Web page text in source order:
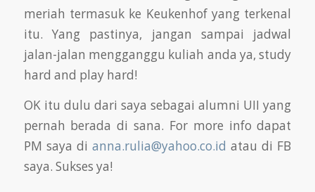
meriah termasuk ke Keukenhof yang terkenal
itu. Yang pastinya, jangan sampai jadwal
jalan-jalan mengganggu kuliah anda ya, study
hard and play hard!
OK itu dulu dari saya sebagai alumni UII yang
pernah berada di sana. For more info dapat
PM saya di anna.rulia@yahoo.co.id atau di FB
saya. Sukses ya!